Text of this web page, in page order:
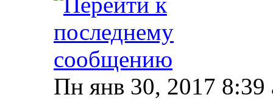
Пн янв 30, 2017 8:39